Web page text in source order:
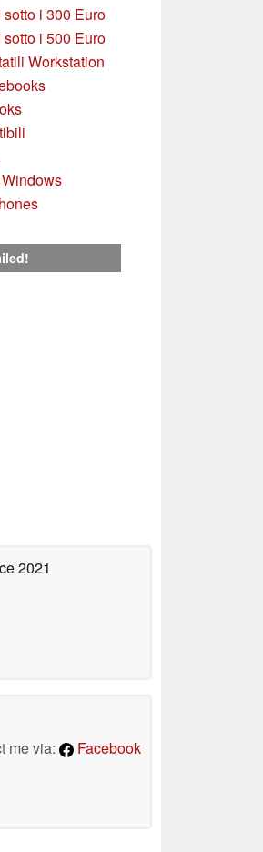
i 300 Euro
i 500 Euro
Workstation
2021
me via:
Facebook